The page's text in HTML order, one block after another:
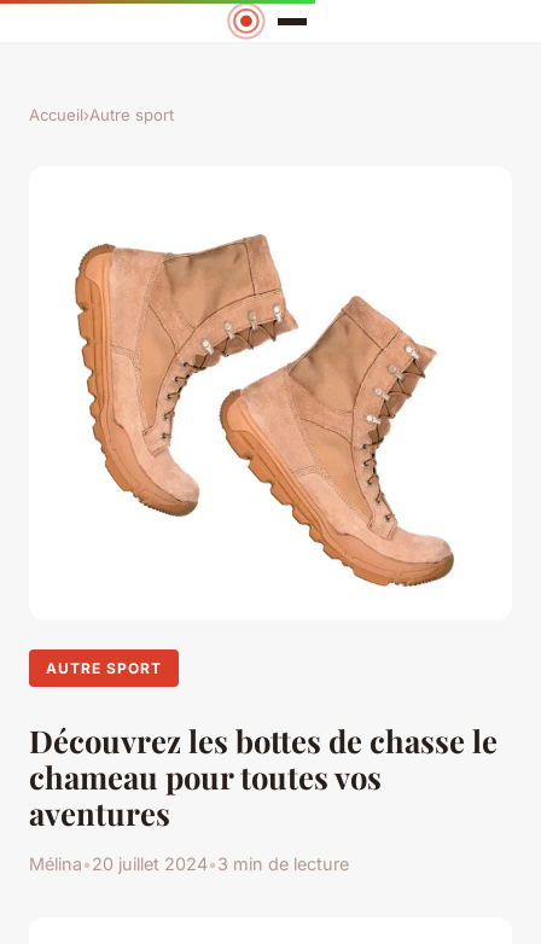
Accueil›Autre sport
AUTRE SPORT
Découvrez les bottes de chasse le
chameau pour toutes vos
aventures
Mélina•20 juillet 2024•3 min de lecture